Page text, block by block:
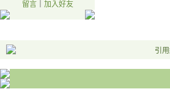
留言｜ 加入好友
引